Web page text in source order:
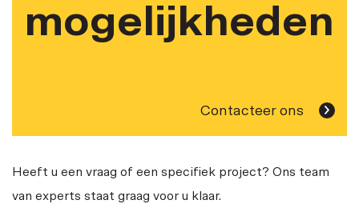
mogelijkheden
Contacteer ons
Heeft u een vraag of een specifiek project? Ons team
van experts staat graag voor u klaar.